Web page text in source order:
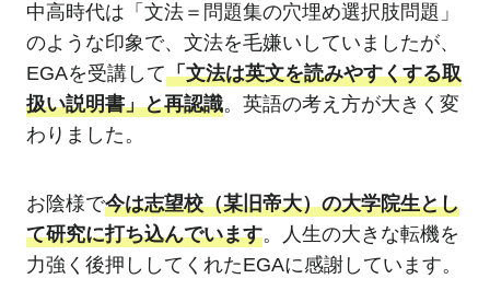
中高時代は「文法＝問題集の穴埋め選択肢問題」
のような印象で、文法を毛嫌いしていましたが、
EGAを受講して「文法は英文を読みやすくする取
扱い説明書」と再認識。英語の考え方が大きく変
わりました。
お陰様で今は志望校（某旧帝大）の大学院生とし
て研究に打ち込んでいます。人生の大きな転機を
力強く後押ししてくれたEGAに感謝しています。